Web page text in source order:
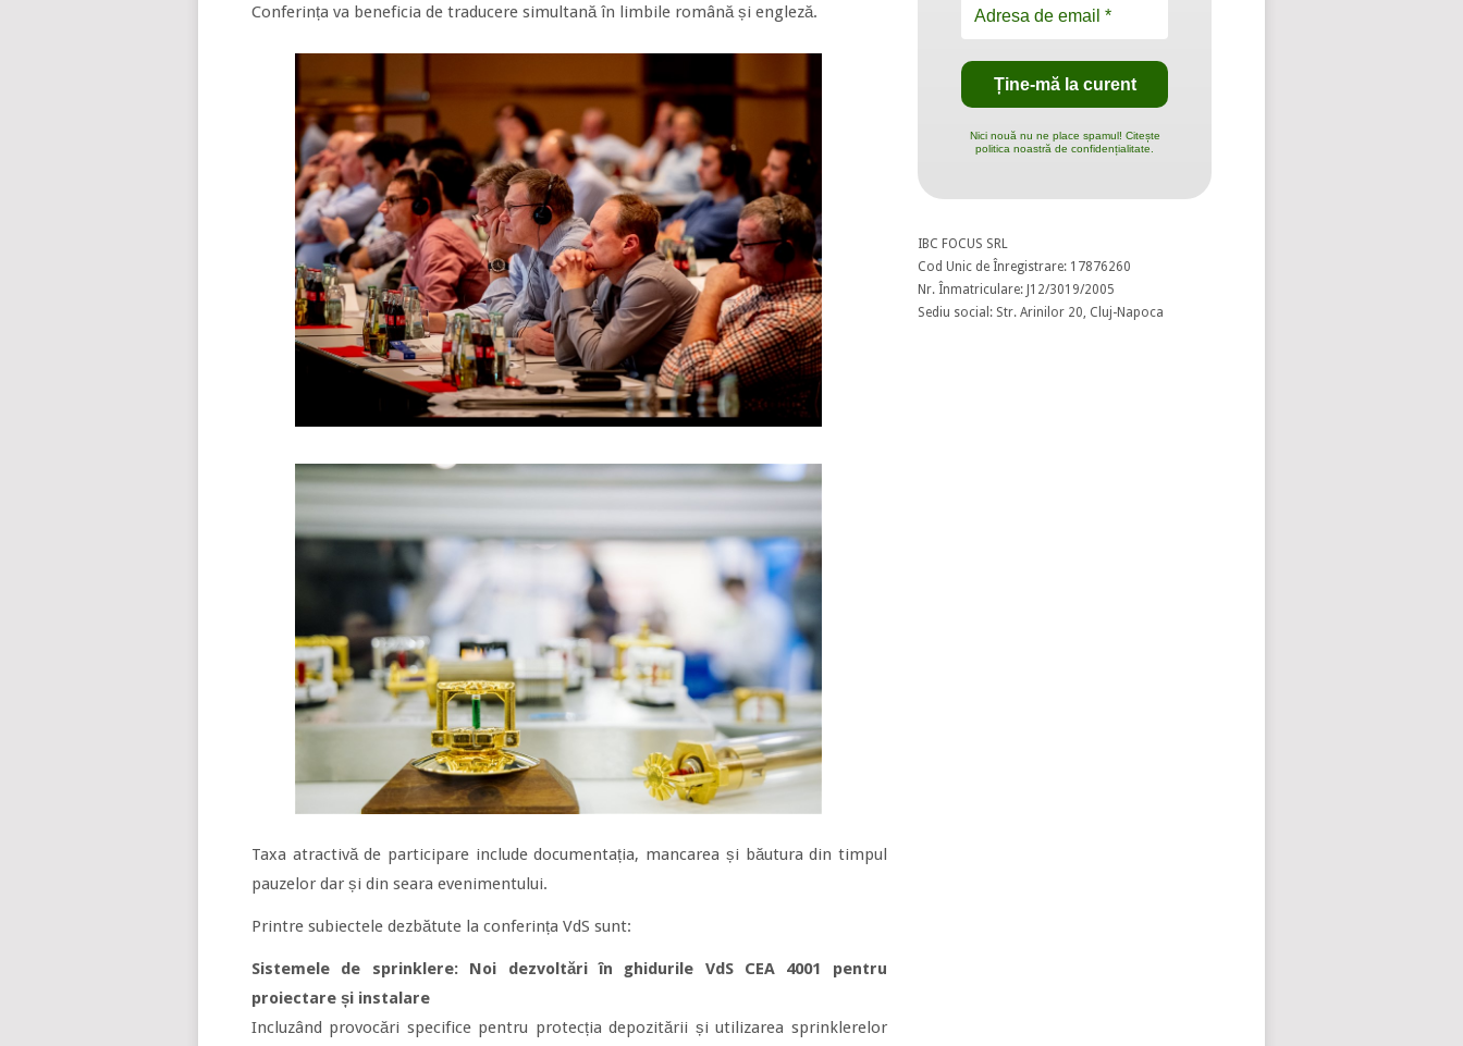
Conferința va beneficia de traducere simultană în limbile română și engleză.
Taxa atractivă de participare include documentația, mancarea și băutura din timpul
pauzelor dar și din seara evenimentului.
Printre subiectele dezbătute la conferința VdS sunt:
Sistemele de sprinklere: Noi dezvoltări în ghidurile VdS CEA 4001 pentru
proiectare și instalare
Incluzând provocări specifice pentru protecția depozitării și utilizarea sprinklerelor
Nici nouă nu ne place spamul! Citește
politica noastră de confidențialitate.
IBC FOCUS SRL
Cod Unic de Înregistrare: 17876260
Nr. Înmatriculare: J12/3019/2005
Sediu social: Str. Arinilor 20, Cluj-Napoca